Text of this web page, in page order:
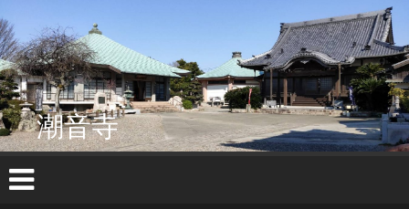
ン
テ
ン
ツ
へ
ス
キ
ッ
潮音寺